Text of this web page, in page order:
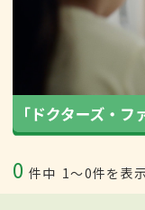
0 件中 1〜0件を表